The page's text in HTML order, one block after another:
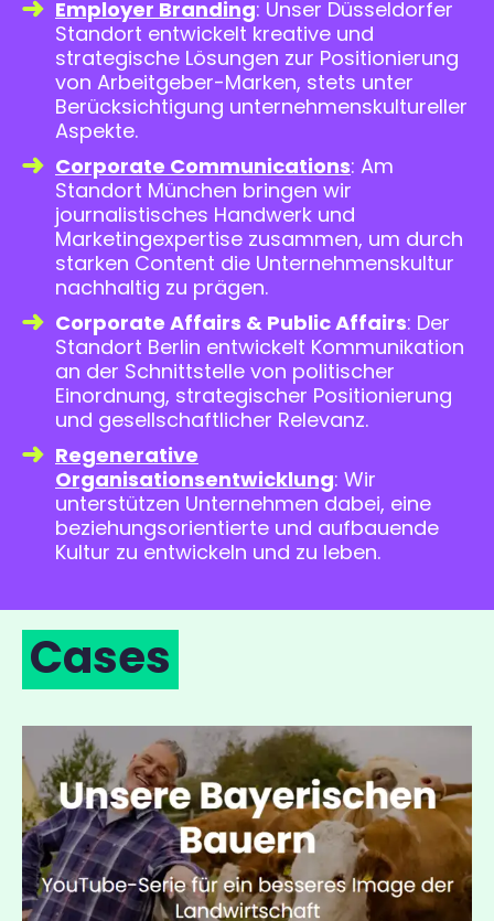
Employer Branding: Unser Düsseldorfer
Standort entwickelt kreative und
strategische Lösungen zur Positionierung
von Arbeitgeber-Marken, stets unter
Berücksichtigung unternehmenskultureller
Aspekte.
Corporate Communications: Am
Standort München bringen wir
journalistisches Handwerk und
Marketingexpertise zusammen, um durch
starken Content die Unternehmenskultur
nachhaltig zu prägen.
Corporate Affairs & Public Affairs: Der
Standort Berlin entwickelt Kommunikation
an der Schnittstelle von politischer
Einordnung, strategischer Positionierung
und gesellschaftlicher Relevanz.
Regenerative
Organisationsentwicklung: Wir
unterstützen Unternehmen dabei, eine
beziehungsorientierte und aufbauende
Kultur zu entwickeln und zu leben.
Cases